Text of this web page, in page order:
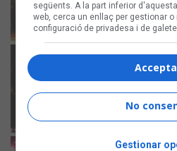
següents. A la part inferior
web, cerca un enllaç per gestionar
configuració de privadesa i de
No
Gestionar